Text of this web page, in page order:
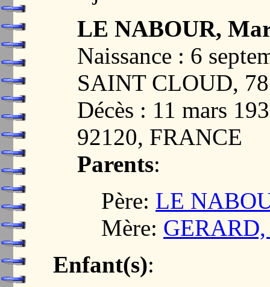
LE NABOUR,
Naissance : 6
SAINT CLOUD,
Décès : 11 mars
92120, FRANCE
Parents:
Père: LE
Mère: GERARD,
Enfant(s):